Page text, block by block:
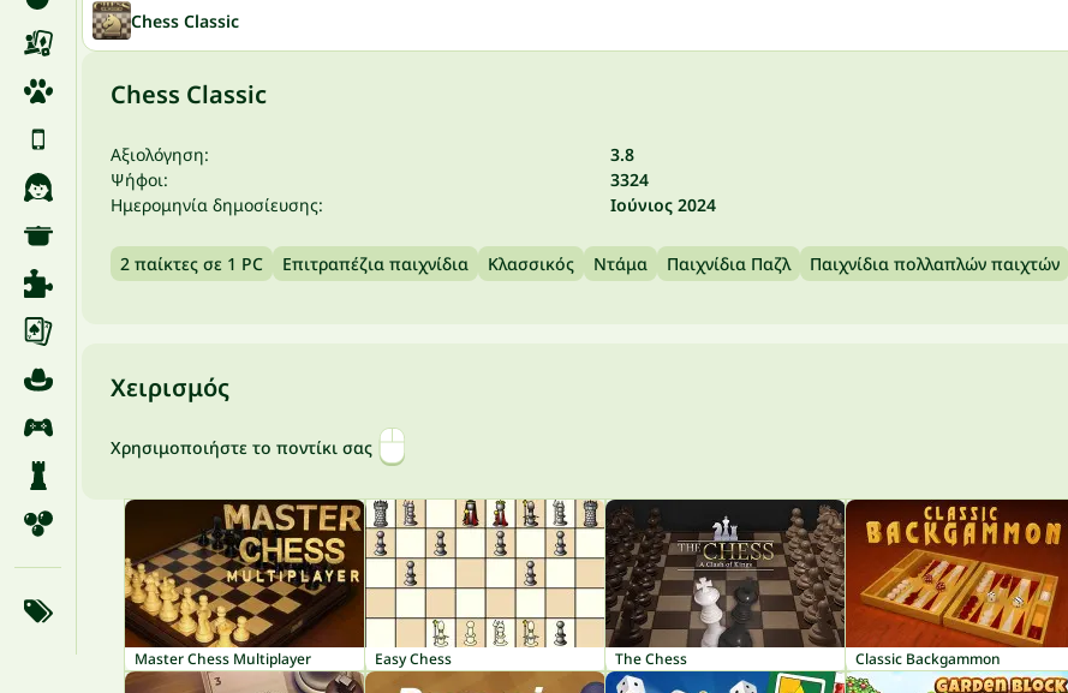
Chess Classic
Chess Classic
Αξιολόγηση:
3.8
Ψήφοι:
3324
Ημερομηνία δημοσίευσης:
Ιούνιος 2024
2 παίκτες σε 1 PC Επιτραπέζια παιχνίδια Κλασσικός Ντάμα Παιχνίδια Παζλ Παιχνίδια πολλαπλών παιχτών
Χειρισμός
Χρησιμοποιήστε το ποντίκι σας
Master Chess Multiplayer Easy Chess The Chess Classic Backgammon